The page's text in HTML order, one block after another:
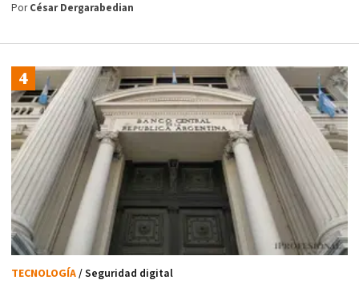
PorCésar Dergarabedian
TECNOLOGÍA/ Seguridad digital